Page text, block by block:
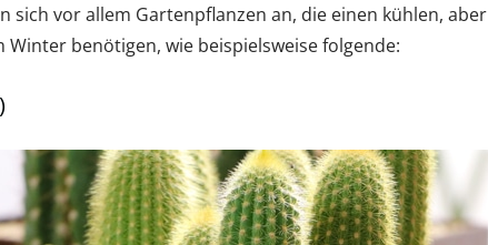
sich vor allem Gartenpflanzen an, die einen kühlen, aber
benötigen, wie beispielsweise folgende: